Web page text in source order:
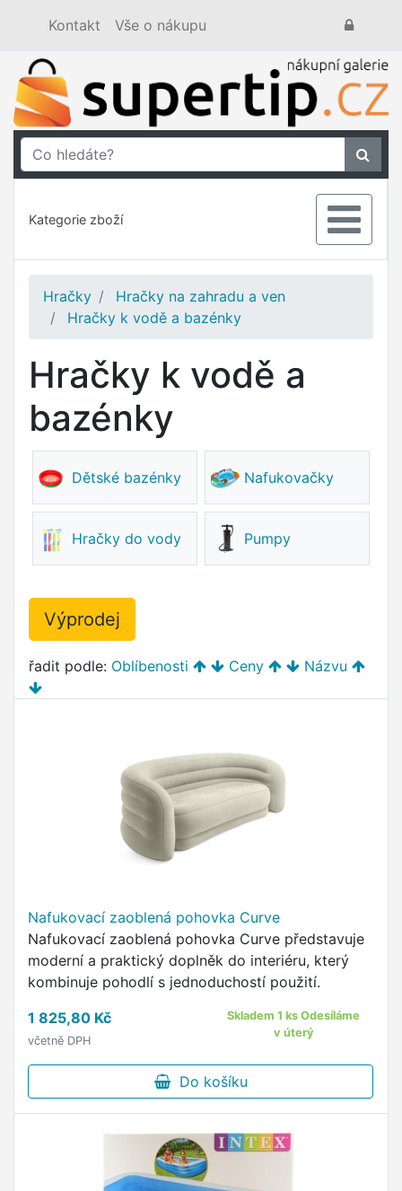
Kontakt Vše o nákupu
Kategorie zboží
Hračky
Hračky na zahradu a ven
Hračky k vodě a bazénky
Hračky k vodě a
bazénky
Dětské bazénky Nafukovačky
Hračky do vody Pumpy
Výprodej
řadit podle: Oblíbenosti Ceny Názvu
Nafukovací zaoblená pohovka Curve
Nafukovací zaoblená pohovka Curve představuje
moderní a praktický doplněk do interiéru, který
kombinuje pohodlí s jednoduchostí použití.
1 825,80 Kč
včetně DPH
Skladem 1 ks Odesíláme
v úterý
Do košíku